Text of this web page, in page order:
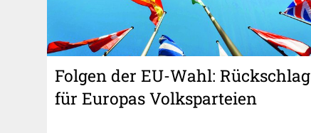
Folgen der EU-Wahl: Rück­schlag
für Europas Volks­par­teien